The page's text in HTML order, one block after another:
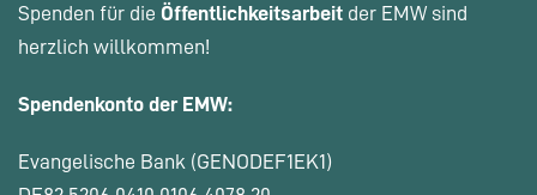
Spenden für die Öffentlichkeitsarbeit der EMW sind
herzlich willkommen!
Spendenkonto der EMW:
Evangelische Bank (GENODEF1EK1)